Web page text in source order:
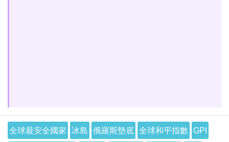
全球最安全國家 冰島 俄羅斯墊底 全球和平指數 GPI